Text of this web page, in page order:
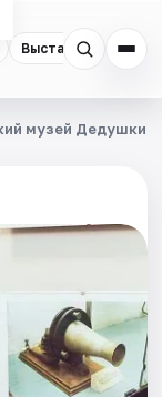
Выставки
музей Дедушкин